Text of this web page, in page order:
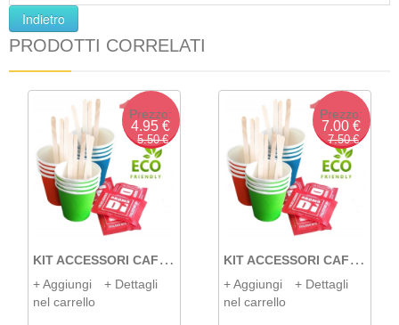
PRODOTTI CORRELATI
Prezzo:
4.95 €
5.50 €
K
IT ACCESSORI CAFFÈ DA 100 ECO
+ Aggiungi
nel carrello
+ Dettagli
Prezzo:
7.00 €
7.50 €
K
IT ACCESSORI CAFFÈ DA 150 ECO
+ Aggiungi
nel carrello
+ Dettagli